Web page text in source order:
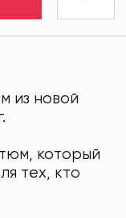
из новой
который
тех, кто